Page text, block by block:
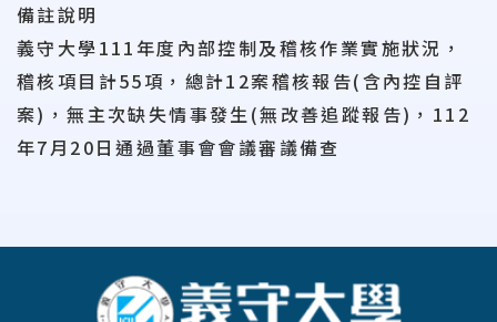
備註說明
義守大學111年度內部控制及稽核作業實施狀況，
稽核項目計55項，總計12案稽核報告(含內控自評
案)，無主次缺失情事發生(無改善追蹤報告)，112
年7月20日通過董事會會議審議備查